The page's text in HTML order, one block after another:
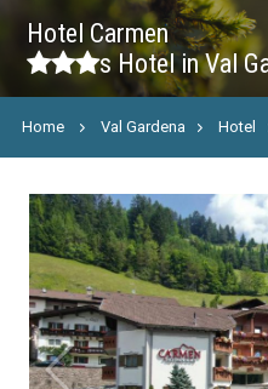
Hotel Carmen
sHotel in Val
Home Val Gardena Hotel